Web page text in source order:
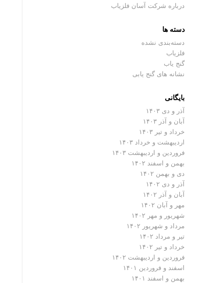
درباره شرکت آسان فلزیاب
دسته ها
دسته‌بندی نشده
فلزیاب
گنج یاب
نشانه های گنج یابی
بایگانی
آذر و دی ۱۴۰۳
آبان و آذر ۱۴۰۳
خرداد و تیر ۱۴۰۳
اردیبهشت و خرداد ۱۴۰۳
فروردین و اردیبهشت ۱۴۰۳
بهمن و اسفند ۱۴۰۲
دی و بهمن ۱۴۰۲
آذر و دی ۱۴۰۲
آبان و آذر ۱۴۰۲
مهر و آبان ۱۴۰۲
شهریور و مهر ۱۴۰۲
مرداد و شهریور ۱۴۰۲
تیر و مرداد ۱۴۰۲
خرداد و تیر ۱۴۰۲
فروردین و اردیبهشت ۱۴۰۲
اسفند و فروردین ۱۴۰۱
بهمن و اسفند ۱۴۰۱